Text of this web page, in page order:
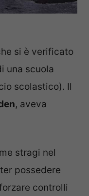
si è verificato
una scuola
scolastico). Il
, aveva
stragi nel
possedere
controlli